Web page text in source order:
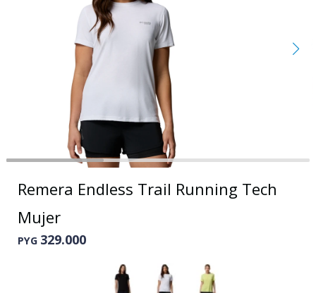
Remera Endless Trail Running Tech
Mujer
PYG 329.000